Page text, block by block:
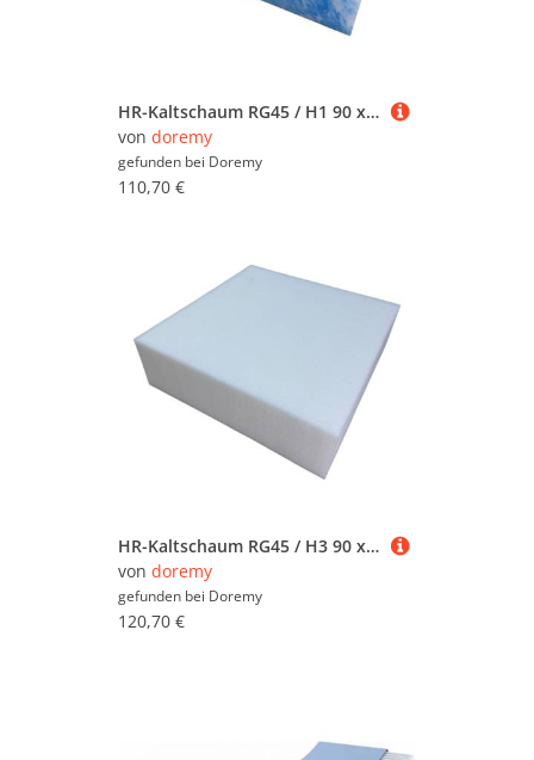
HR-Kaltschaum RG45 / H1 90 x 200 cm 9 cm nein
von doremy
gefunden bei Doremy
110,70 €
HR-Kaltschaum RG45 / H3 90 x 200 cm 10 cm nein
von doremy
gefunden bei Doremy
120,70 €